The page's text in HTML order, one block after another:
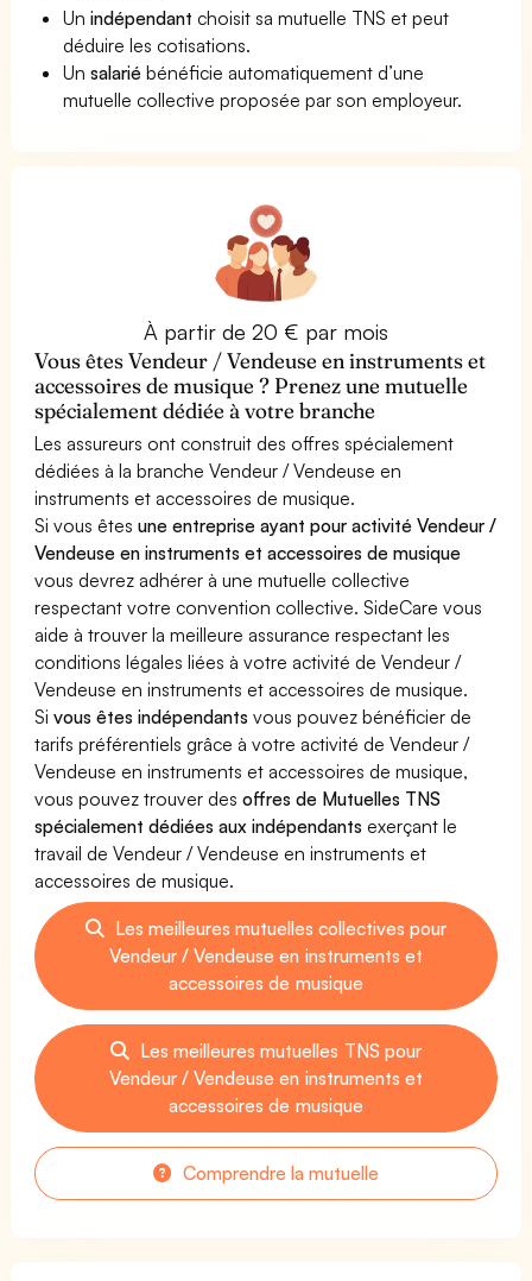
Unindépendant choisit sa mutuelle TNS et peut
déduire les cotisations.
Unsalarié bénéficie automatiquement d’une
mutuelle collective proposée par son employeur.
À partir de 20 € par mois
Vous êtes Vendeur / Vendeuse en instruments et
accessoires de musique ? Prenez une mutuelle
spécialement dédiée à votre branche
Les assureurs ont construit des offres spécialement
dédiées à la branche Vendeur / Vendeuse en
instruments et accessoires de musique.
Si vous êtesune entreprise ayant pour activité Vendeur /
Vendeuse en instruments et accessoires de musique
vous devrez adhérer à une mutuelle collective
respectant votre convention collective. SideCare vous
aide à trouver la meilleure assurance respectant les
conditions légales liées à votre activité de Vendeur /
Vendeuse en instruments et accessoires de musique.
Sivous êtes indépendants vous pouvez bénéficier de
tarifs préférentiels grâce à votre activité de Vendeur /
Vendeuse en instruments et accessoires de musique,
vous pouvez trouver desoffres de Mutuelles TNS
spécialement dédiées aux indépendants exerçant le
travail de Vendeur / Vendeuse en instruments et
accessoires de musique.
Les meilleures mutuelles collectives pour
Vendeur / Vendeuse en instruments et
accessoires de musique
Les meilleures mutuelles TNS pour
Vendeur / Vendeuse en instruments et
accessoires de musique
Comprendre la mutuelle